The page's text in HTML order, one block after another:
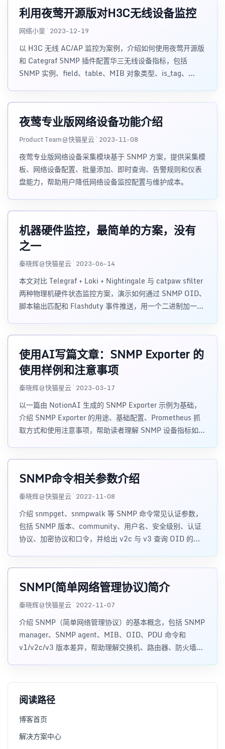
利用夜莺开源版对H3C无线设备监控
网络小斐 · 2023-12-19
以 H3C 无线 AC/AP 监控为案例，介绍如何使用夜莺开源版
和 Categraf SNMP 插件配置华三无线设备指标，包括
SNMP 实例、field、table、MIB 对象类型、is_tag、
夜莺专业版网络设备功能介绍
Product Team@快猫星云 · 2023-11-08
夜莺专业版网络设备采集模块基于 SNMP 方案，提供采集模
板、网络设备配置、批量添加、即时查询、告警规则和仪表
盘能力，帮助用户降低网络设备监控配置与维护成本。
机器硬件监控，最简单的方案，没有
之一
秦晓辉@快猫星云 · 2023-06-14
本文对比 Telegraf + Loki + Nightingale 与 catpaw sfilter
两种物理机硬件状态监控方案，演示如何通过 SNMP OID、
脚本输出匹配和 Flashduty 事件推送，用一个二进制加一个
使用AI写篇文章：SNMP Exporter 的
使用样例和注意事项
秦晓辉@快猫星云 · 2023-03-17
以一篇由 NotionAI 生成的 SNMP Exporter 示例为基础，
介绍 SNMP Exporter 的用途、基础配置、Prometheus 抓
取方式和使用注意事项，帮助读者理解 SNMP 设备指标如何
SNMP命令相关参数介绍
秦晓辉@快猫星云 · 2022-11-08
介绍 snmpget、snmpwalk 等 SNMP 命令常见认证参数，
包括 SNMP 版本、community、用户名、安全级别、认证
协议、加密协议和口令，并给出 v2c 与 v3 查询 OID 的命
SNMP(简单网络管理协议)简介
秦晓辉@快猫星云 · 2022-11-07
介绍 SNMP（简单网络管理协议）的基本概念，包括 SNMP
manager、SNMP agent、MIB、OID、PDU 命令和
v1/v2c/v3 版本差异，帮助理解交换机、路由器、防火墙、
阅读路径
博客首页
解决方案中心